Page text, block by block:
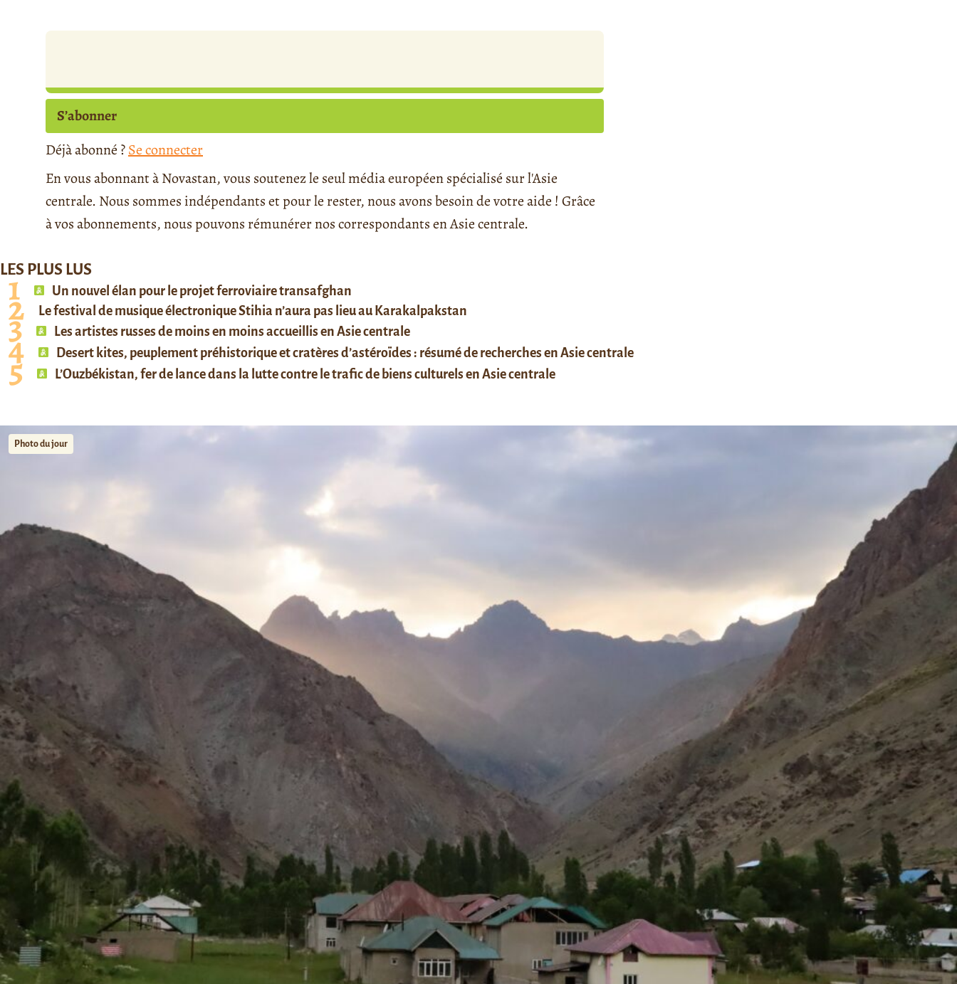
S’abonner
Déjà abonné ?Se connecter
En vous abonnant à Novastan, vous soutenez le seul média européen spécialisé sur l'Asie
centrale. Nous sommes indépendants et pour le rester, nous avons besoin de votre aide ! Grâce
à vos abonnements, nous pouvons rémunérer nos correspondants en Asie centrale.
LES PLUS LUS
Un nouvel élan pour le projet ferroviaire transafghan
Le festival de musique électronique Stihia n’aura pas lieu au Karakalpakstan
Les artistes russes de moins en moins accueillis en Asie centrale
Desert kites, peuplement préhistorique et cratères d’astéroïdes : résumé de recherches en Asie centrale
L’Ouzbékistan, fer de lance dans la lutte contre le trafic de biens culturels en Asie centrale
Photo du jour